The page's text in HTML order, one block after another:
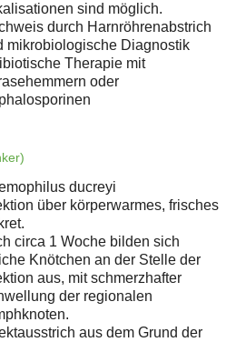
sind möglich.
durch Harnröhrenabstrich
mikrobiologische Diagnostik
Therapie mit
oder
ducreyi
über körperwarmes, frisches
circa 1 Woche bilden sich
Knötchen an der Stelle der
aus, mit schmerzhafter
der regionalen
aus dem Grund der